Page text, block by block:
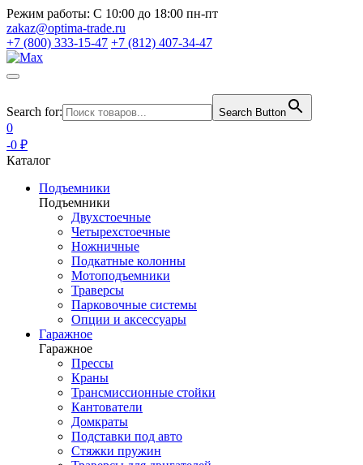
Режим работы: С 10:00 до 18:00 пн-пт
zakaz@optima-trade.ru
+7 (800) 333-15-47 +7 (812) 407-34-47
Search for: Search Button
0
-0 ₽
Каталог
Подъемники
Подъемники
Двухстоечные
Четырехстоечные
Ножничные
Подкатные колонны
Мотоподъемники
Траверсы
Парковочные системы
Опции и аксессуары
Гаражное
Гаражное
Прессы
Краны
Трансмиссионные стойки
Кантователи
Домкраты
Подставки под авто
Стяжки пружин